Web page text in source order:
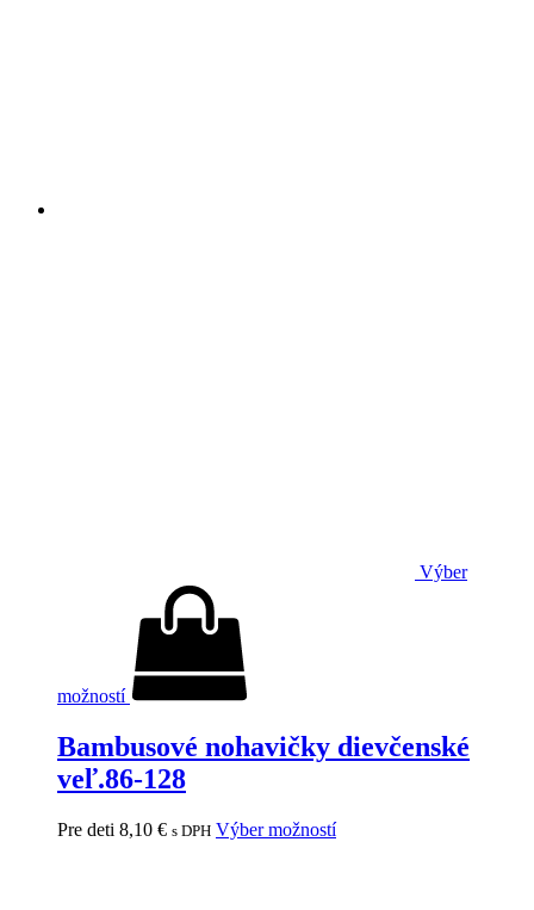
Výber
možností
Bambusové nohavičky dievčenské
veľ.86-128
Pre deti 8,10 € s DPH Výber možností